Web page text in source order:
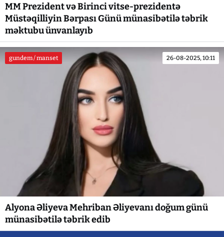
MM Prezident və Birinci vitse-prezidentə
Müstəqilliyin Bərpası Günü münasibətilə təbrik
məktubu ünvanlayıb
gundem / manset 26-08-2025, 10:11
Alyona Əliyeva Mehriban Əliyevanı doğum günü
münasibətilə təbrik edib